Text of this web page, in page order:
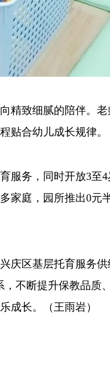
致细腻的陪伴。老
贴合幼儿成长规律。
务，同时开放3至4
家庭，园所推出0元
区基层托育服务供
不断提升保教品质
成长。（王雨岩）